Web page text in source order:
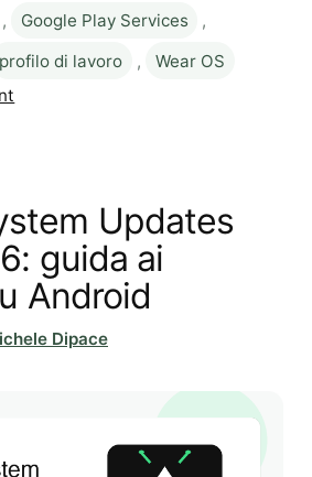
, Google Play Services
,
profilo di lavoro ,
Wear OS
Updates
guida ai
Android
Dipace